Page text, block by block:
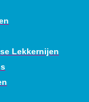
Lekkernijen